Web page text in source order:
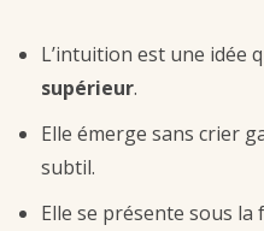
L’intuition est une idée
supérieur.
Elle émerge sans crier
subtil.
Elle se présente sous la